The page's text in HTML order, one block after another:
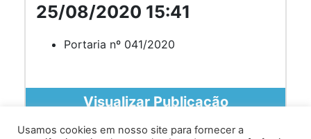
25/08/2020 15:41
Portaria nº 041/2020
Visualizar Publicação
Usamos cookies em nosso site para fornecer a